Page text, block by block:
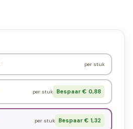
per stuk
per stuk Bespaar € 0,88
per stuk Bespaar € 1,32